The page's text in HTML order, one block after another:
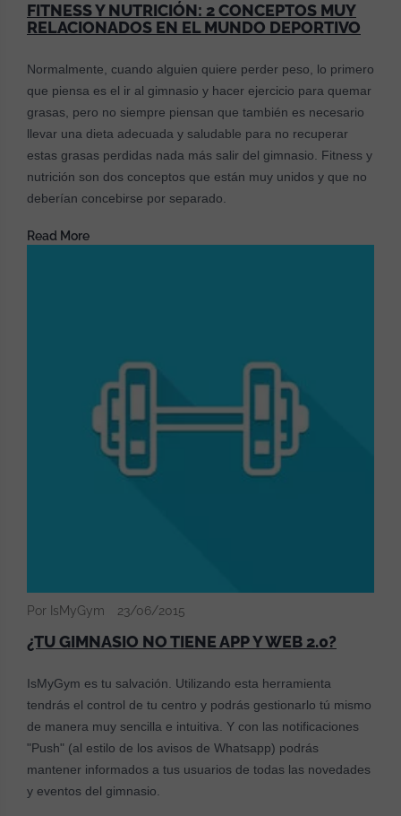
FITNESS Y NUTRICIÓN: 2 CONCEPTOS MUY
RELACIONADOS EN EL MUNDO DEPORTIVO
Normalmente, cuando alguien quiere perder peso, lo primero
que piensa es el ir al gimnasio y hacer ejercicio para quemar
grasas, pero no siempre piensan que también es necesario
llevar una dieta adecuada y saludable para no recuperar
estas grasas perdidas nada más salir del gimnasio. Fitness y
nutrición son dos conceptos que están muy unidos y que no
deberían concebirse por separado.
Read More
Por IsMyGym 23/06/2015
¿TU GIMNASIO NO TIENE APP Y WEB 2.0?
IsMyGym es tu salvación. Utilizando esta herramienta
tendrás el control de tu centro y podrás gestionarlo tú mismo
de manera muy sencilla e intuitiva. Y con las notificaciones
"Push" (al estilo de los avisos de Whatsapp) podrás
mantener informados a tus usuarios de todas las novedades
y eventos del gimnasio.